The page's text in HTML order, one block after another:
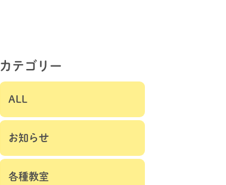
カテゴリー
ALL
お知らせ
各種教室